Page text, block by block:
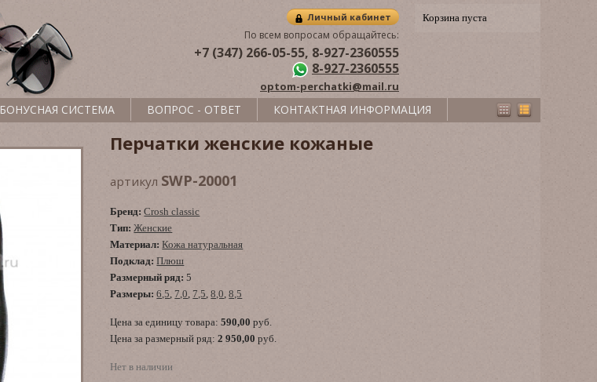
Перчатки женские кожаные
артикул SWP-20001
Бренд: Crosh classic
Тип: Женские
Материал: Кожа натуральная
Подклад: Плюш
Размерный ряд: 5
Размеры: 6,5, 7,0, 7,5,8,0,8,5
Цена за единицу товара:590,00 руб.
Цена за размерный ряд:2 950,00 руб.
Нет в наличии
Корзина пуста
Личный кабинет
По всем вопросам обращайтесь:
+7 (347) 266-05-55, 8-927-2360555
8-927-2360555
optom-perchatki@mail.ru
БОНУСНАЯ СИСТЕМА ВОПРОС - ОТВЕТ КОНТАКТНАЯ ИНФОРМАЦИЯ